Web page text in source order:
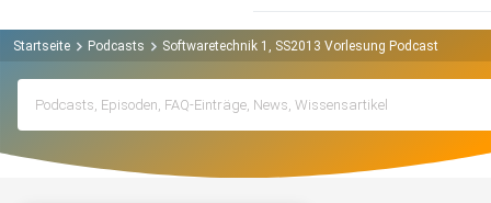
Startseite Podcasts Softwaretechnik 1, SS2013 Vorlesung Podcast